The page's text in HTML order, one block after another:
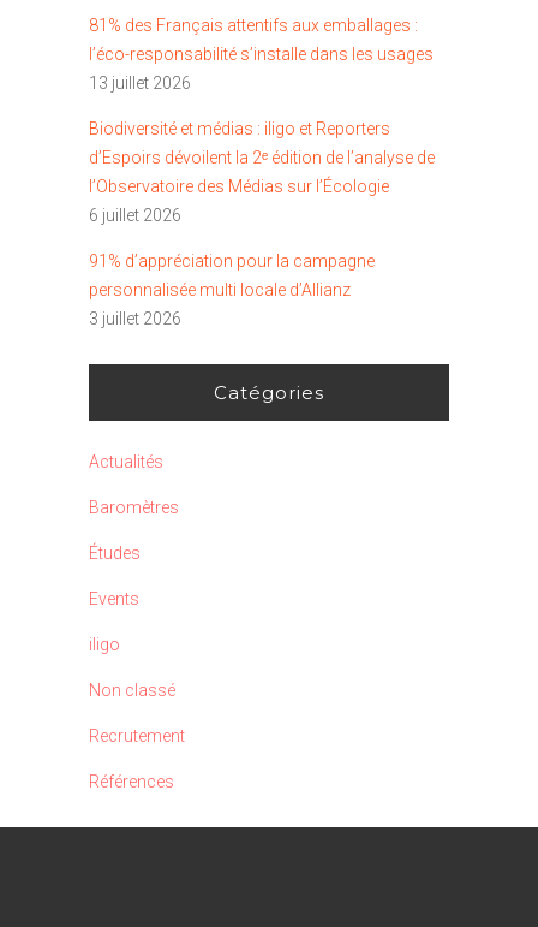
81% des Français attentifs aux emballages :
l’éco-responsabilité s’installe dans les usages
13 juillet 2026
Biodiversité et médias : iligo et Reporters
d’Espoirs dévoilent la 2ᵉ édition de l’analyse de
l’Observatoire des Médias sur l’Écologie
6 juillet 2026
91% d’appréciation pour la campagne
personnalisée multi locale d’Allianz
3 juillet 2026
Catégories
Actualités
Baromètres
Études
Events
iligo
Non classé
Recrutement
Références